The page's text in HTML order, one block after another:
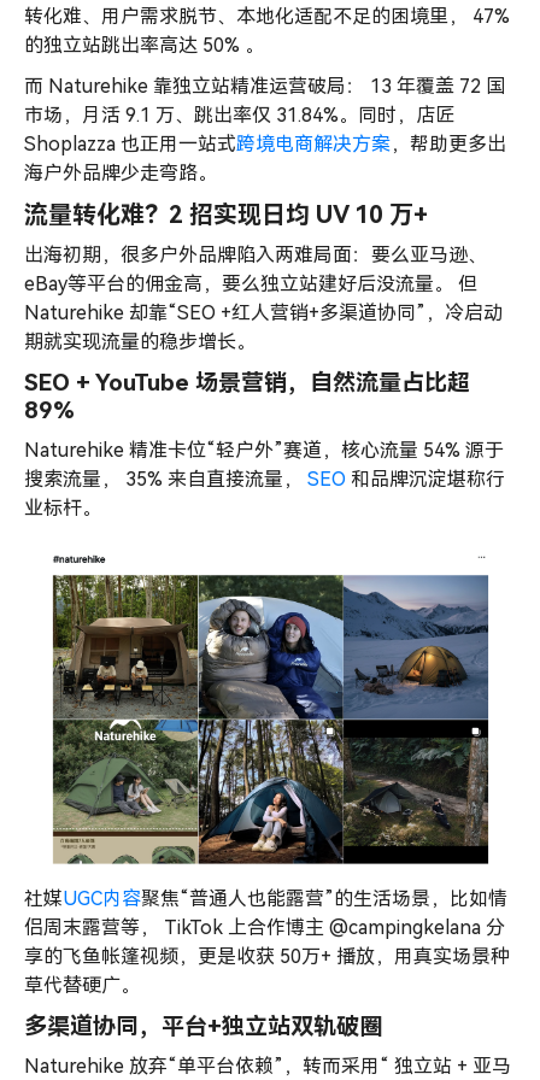
转化难、用户需求脱节、本地化适配不足的困境里， 47%
的独立站跳出率高达 50% 。
而 Naturehike 靠独立站精准运营破局： 13 年覆盖 72 国
市场，月活 9.1 万、跳出率仅 31.84%。同时，店匠
Shoplazza 也正用一站式跨境电商解决方案，帮助更多出
海户外品牌少走弯路。
流量转化难？2 招实现日均 UV 10 万+
出海初期，很多户外品牌陷入两难局面：要么亚马逊、
eBay等平台的佣金高，要么独立站建好后没流量。 但
Naturehike 却靠“SEO +红人营销+多渠道协同”，冷启动
期就实现流量的稳步增长。
SEO + YouTube 场景营销，自然流量占比超
89%
Naturehike 精准卡位“轻户外”赛道，核心流量 54% 源于
搜索流量， 35% 来自直接流量， SEO 和品牌沉淀堪称行
业标杆。
社媒UGC内容聚焦“普通人也能露营”的生活场景，比如情
侣周末露营等， TikTok 上合作博主 @campingkelana 分
享的飞鱼帐篷视频，更是收获 50万+ 播放，用真实场景种
草代替硬广。
多渠道协同，平台+独立站双轨破圈
Naturehike 放弃“单平台依赖”，转而采用“ 独立站 + 亚马